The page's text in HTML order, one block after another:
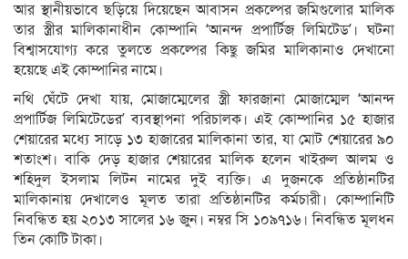
আর স্থানীয়ভাবে ছড়িয়ে দিয়েছেন আবাসন প্রকল্পের জমিগুলোর মালিক
তার স্ত্রীর মালিকানাধীন কোম্পানি ‘আনন্দ প্রপার্টিজ লিমিটেড’। ঘটনা
বিশ্বাসযোগ্য করে তুলতে প্রকল্পের কিছু জমির মালিকানাও দেখানো
হয়েছে এই কোম্পানির নামে।
নথি ঘেঁটে দেখা যায়, মোজাম্মেলের স্ত্রী ফারজানা মোজাম্মেল ‘আনন্দ
প্রপার্টিজ লিমিটেডের’ ব্যবস্থাপনা পরিচালক। এই কোম্পানির ১৫ হাজার
শেয়ারের মধ্যে সাড়ে ১৩ হাজারের মালিকানা তার, যা মোট শেয়ারের ৯০
শতাংশ। বাকি দেড় হাজার শেয়ারের মালিক হলেন খাইরুল আলম ও
শহিদুল ইসলাম লিটন নামের দুই ব্যক্তি। এ দুজনকে প্রতিষ্ঠানটির
মালিকানায় দেখালেও মূলত তারা প্রতিষ্ঠানটির কর্মচারী। কোম্পানিটি
নিবন্ধিত হয় ২০১৩ সালের ১৬ জুন। নম্বর সি ১০৯৭১৬। নিবন্ধিত মূলধন
তিন কোটি টাকা।